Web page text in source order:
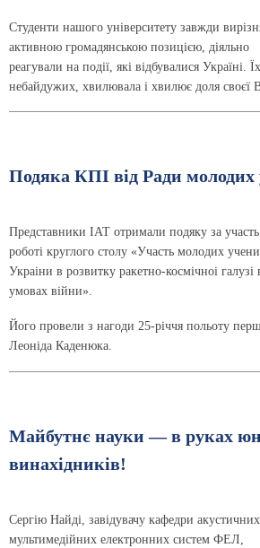
Студенти нашого університету завжди
активною громадянською позицією, діяльно
реагували на події, які відбувалися Україні. Їх,
небайдужих, хвилювала і хвилює доля своєї
Подяка КПІ від Ради молодих
Представники ІАТ отримали подяку за
роботі круглого столу «Участь молодих
Украі‌ни в розвитку ракетно-космічноі‌ галузі
умовах війни».
Його провели з нагоди 25-річчя польоту
Леоніда Каденюка.
Майбутнє науки — в руках
винахідників!
Сергію Найді, завідувачу кафедри
мультимедійних електронних систем ФЕЛ,